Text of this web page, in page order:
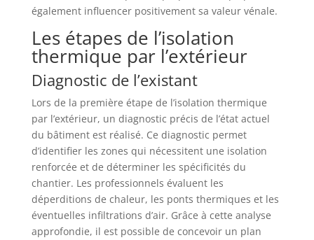
également influencer positivement sa valeur vénale.
Les étapes de l’isolation
thermique par l’extérieur
Diagnostic de l’existant
Lors de la première étape de l’isolation thermique
par l’extérieur, un diagnostic précis de l’état actuel
du bâtiment est réalisé. Ce diagnostic permet
d’identifier les zones qui nécessitent une isolation
renforcée et de déterminer les spécificités du
chantier. Les professionnels évaluent les
déperditions de chaleur, les ponts thermiques et les
éventuelles infiltrations d’air. Grâce à cette analyse
approfondie, il est possible de concevoir un plan